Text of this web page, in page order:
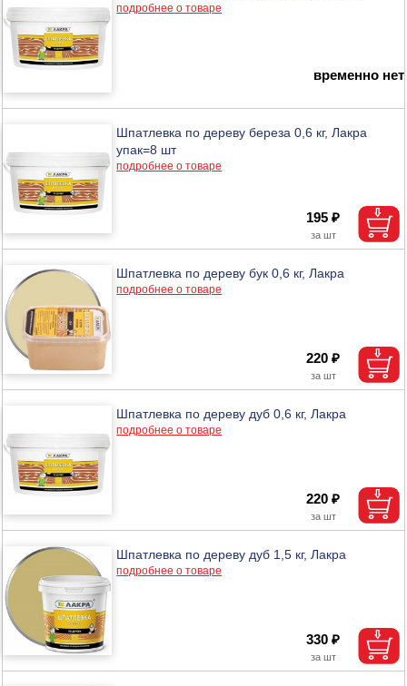
подробнее о товаре
временно нет
Шпатлевка по дереву береза 0,6 кг, Лакра
упак=8 шт
подробнее о товаре
195 ₽
Шпатлевка по дереву бук 0,6 кг, Лакра
подробнее о товаре
220 ₽
Шпатлевка по дереву дуб 0,6 кг, Лакра
подробнее о товаре
220 ₽
Шпатлевка по дереву дуб 1,5 кг, Лакра
подробнее о товаре
330 ₽